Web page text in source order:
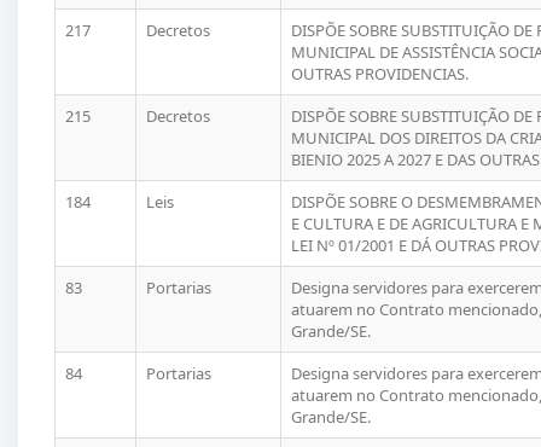
217
Decretos
DISPÕE SOBRE SUBSTITUIÇÃO
MUNICIPAL DE ASSISTÊNCIA
OUTRAS PROVIDENCIAS.
215
Decretos
DISPÕE SOBRE SUBSTITUIÇÃO
MUNICIPAL DOS DIREITOS DA
BIENIO 2025 A 2027 E DAS
184
Leis
DISPÕE SOBRE O
E CULTURA E DE AGRICULTURA E
LEI Nº 01/2001 E DÁ OUTRAS
83
Portarias
Designa servidores para
atuarem no Contrato
Grande/SE.
84
Portarias
Designa servidores para
atuarem no Contrato
Grande/SE.